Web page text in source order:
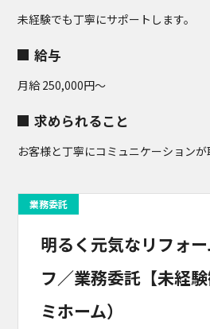
未経験でも丁寧にサポートします。
給与
月給 250,000円～
求められること
お客様と丁寧にコミュニケーションが
業務委託
明るく元気なリフォ
フ／業務委託【未経
ミホーム）